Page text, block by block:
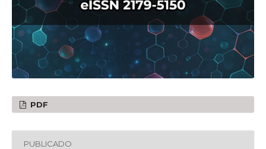
PDF
PUBLICADO